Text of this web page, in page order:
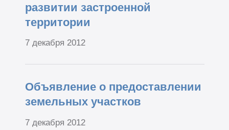
развитии застроенной
территории
7 декабря 2012
Объявление о предоставлении
земельных участков
7 декабря 2012